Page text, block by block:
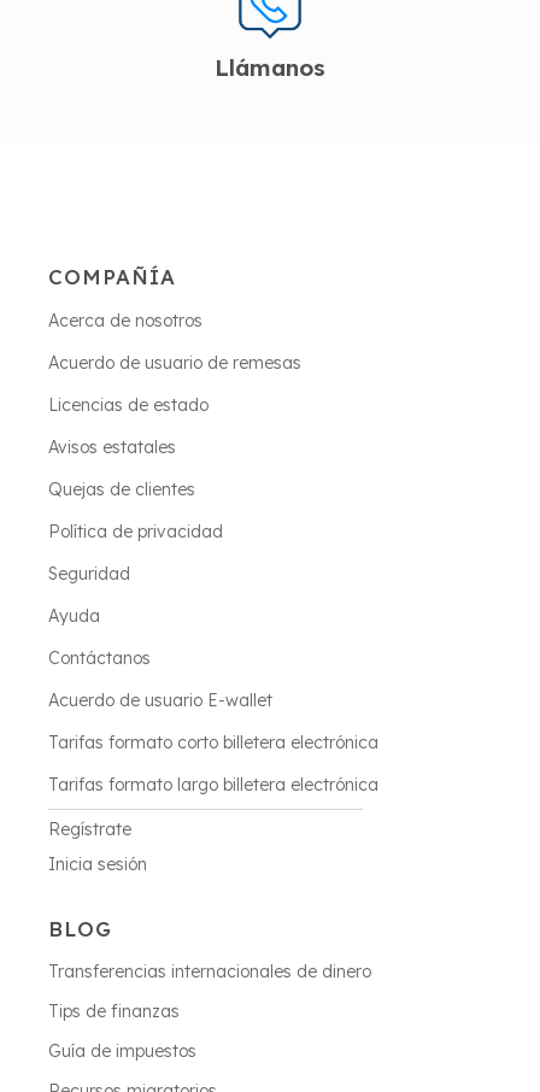
Llámanos
COMPAÑÍA
Acerca de nosotros
Acuerdo de usuario de remesas
Licencias de estado
Avisos estatales
Quejas de clientes
Política de privacidad
Seguridad
Ayuda
Contáctanos
Acuerdo de usuario E-wallet
Tarifas formato corto billetera electrónica
Tarifas formato largo billetera electrónica
Regístrate
Inicia sesión
BLOG
Transferencias internacionales de dinero
Tips de finanzas
Guía de impuestos